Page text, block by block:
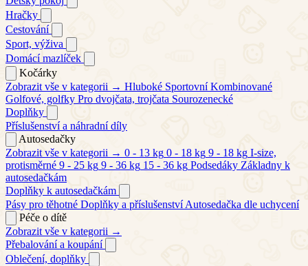
Hračky
Cestování
Sport, výživa
Domácí mazlíček
Kočárky
Zobrazit vše v kategorii → Hluboké Sportovní Kombinované
Golfové, golfky Pro dvojčata, trojčata Sourozenecké
Doplňky
Příslušenství a náhradní díly
Autosedačky
Zobrazit vše v kategorii → 0 - 13 kg 0 - 18 kg 9 - 18 kg I-size,
protisměrné 9 - 25 kg 9 - 36 kg 15 - 36 kg Podsedáky Základny k
autosedačkám
Doplňky k autosedačkám
Pásy pro těhotné Doplňky a příslušenství Autosedačka dle uchycení
Péče o dítě
Zobrazit vše v kategorii →
Přebalování a koupání
Oblečení, doplňky